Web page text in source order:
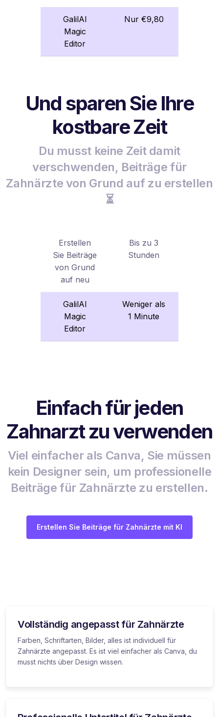
GalilAI
Magic
Editor
Nur €9,80
Und sparen Sie Ihre
kostbare Zeit
Du musst keine Zeit damit
verschwenden, Beiträge für
Zahnärzte von Grund auf zu erstellen
⏳
Erstellen
Sie Beiträge
von Grund
auf neu
Bis zu 3
Stunden
GalilAI
Magic
Editor
Weniger als
1 Minute
Einfach für jeden
Zahnarzt zu verwenden
Viel einfacher als Canva, Sie müssen
kein Designer sein, um professionelle
Beiträge für Zahnärzte zu erstellen.
Erstellen Sie Beiträge für Zahnärzte mit KI
Vollständig angepasst für Zahnärzte
Farben, Schriftarten, Bilder, alles ist individuell für
Zahnärzte angepasst. Es ist viel einfacher als Canva, du
musst nichts über Design wissen.